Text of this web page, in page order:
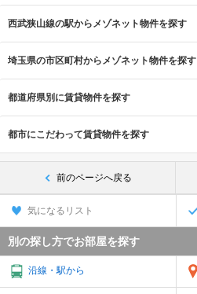
西武狭山線の駅からメゾネット物件を探す
埼玉県の市区町村からメゾネット物件を探す
都道府県別に賃貸物件を探す
都市にこだわって賃貸物件を探す
前のページへ戻る
気になるリスト
別の探し方でお部屋を探す
沿線・駅から